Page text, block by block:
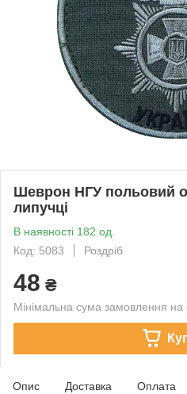
Шеврон НГУ польовий
липучці
В наявності 182 од.
Код: 5083
Роздріб
48 ₴
Мінімальна сума замовлення
Опис Доставка Оплата